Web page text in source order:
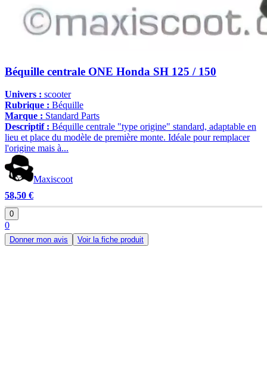
Béquille centrale ONE Honda SH 125 / 150
Univers : scooter
Rubrique : Béquille
Marque : Standard Parts
Descriptif : Béquille centrale "type origine" standard, adaptable en
lieu et place du modèle de première monte. Idéale pour remplacer
l'origine mais à...
Maxiscoot
58,50 €
0
0
Donner mon avis Voir la fiche produit